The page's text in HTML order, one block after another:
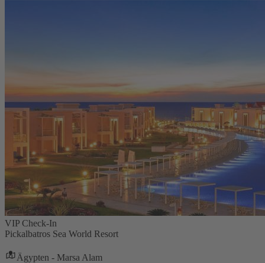
VIP Check-In
Pickalbatros Sea World Resort
Ägypten - Marsa Alam